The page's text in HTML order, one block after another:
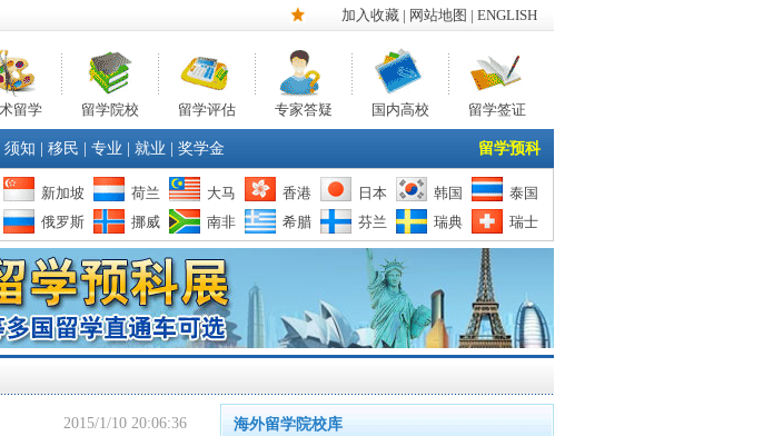
加入收藏 | 网站地图 | ENGLISH
留学 留学院校 留学评估 专家答疑 国内高校 留学签证
须知 移民 专业 就业 奖学金 留学预科
新加坡 荷兰 大马 香港 日本 韩国
泰国
俄罗斯 挪威 南非 希腊 芬兰 瑞典 瑞士
2015/1/10 20:06:36 海外留学院校库